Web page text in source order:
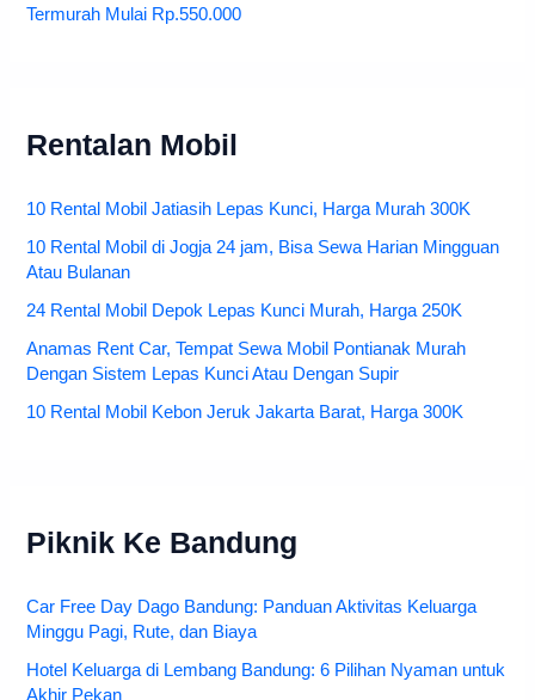
Termurah Mulai Rp.550.000
Rentalan Mobil
10 Rental Mobil Jatiasih Lepas Kunci, Harga Murah 300K
10 Rental Mobil di Jogja 24 jam, Bisa Sewa Harian Mingguan
Atau Bulanan
24 Rental Mobil Depok Lepas Kunci Murah, Harga 250K
Anamas Rent Car, Tempat Sewa Mobil Pontianak Murah
Dengan Sistem Lepas Kunci Atau Dengan Supir
10 Rental Mobil Kebon Jeruk Jakarta Barat, Harga 300K
Piknik Ke Bandung
Car Free Day Dago Bandung: Panduan Aktivitas Keluarga
Minggu Pagi, Rute, dan Biaya
Hotel Keluarga di Lembang Bandung: 6 Pilihan Nyaman untuk
Akhir Pekan